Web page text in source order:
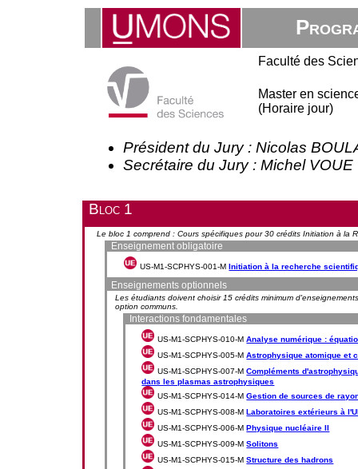
Faculté des
Master en
(Horaire jour)
Président du Jury : Nicolas
Secrétaire du Jury : Michel VOUE
Bloc 1
Le bloc 1 comprend : Cours spécifiques pour 30 crédits Initiation à la
Enseignement obligatoire
US-M1-SCPHYS-001-MInitiation à la recherche
Enseignements optionnels
Les étudiants doivent choisir 15 crédits minimum
option communs.
Interactions fondamentales
US-M1-SCPHYS-010-MAnalyse numérique :
US-M1-SCPHYS-005-MAstrophysique atomique et
US-M1-SCPHYS-007-MCompléments
dans les plasmas astrophysiques
US-M1-SCPHYS-014-MGestion de sources de
US-M1-SCPHYS-008-MLaboratoires extérieurs à
US-M1-SCPHYS-006-MPhysique nucléaire II
US-M1-SCPHYS-009-MSolitons
US-M1-SCPHYS-015-MStructure des hadrons